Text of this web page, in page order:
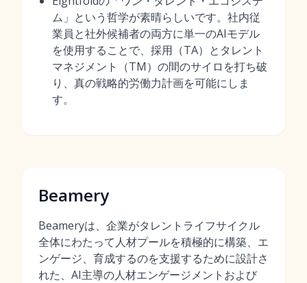
ム」という哲学が素晴らしいです。社内従
業員と社外候補者の両方に単一のAIモデル
を使用することで、採用（TA）とタレント
マネジメント（TM）の間のサイロを打ち破
り、真の戦略的労働力計画を可能にしま
す。
Beamery
Beameryは、企業がタレントライフサイクル
全体にわたって人材プールを積極的に構築、エ
ンゲージ、育成するのを支援するために設計さ
れた、AI主導の人材エンゲージメントおよび